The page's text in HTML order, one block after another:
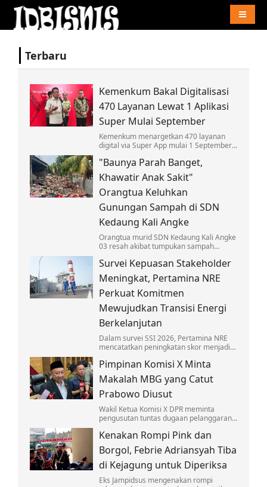
Terbaru
Kemenkum Bakal Digitalisasi
470 Layanan Lewat 1 Aplikasi
Super Mulai September
Kemenkum menargetkan 470 layanan
digital via Super App mulai 1 September,
Prabowo dan mudahkan akses
masyarakat.
"Baunya Parah Banget,
Khawatir Anak Sakit"
Orangtua Keluhkan
Gunungan Sampah di SDN
Kedaung Kali Angke
Orangtua murid SDN Kedaung Kali Angke
03 resah akibat tumpukan sampah
menyengat dan ancaman penyakit hantui
anak-anak.
Survei Kepuasan Stakeholder
Meningkat, Pertamina NRE
Perkuat Komitmen
Mewujudkan Transisi Energi
Berkelanjutan
Dalam survei SSI 2026, Pertamina NRE
mencatatkan peningkatan skor menjadi
kategori Baik.
Pimpinan Komisi X Minta
Makalah MBG yang Catut
Prabowo Diusut
Wakil Ketua Komisi X DPR meminta
pengusutan tuntas dugaan pelanggaran
Gratis' untuk Nobel yang catut nama
Prabowo.
Kenakan Rompi Pink dan
Borgol, Febrie Adriansyah Tiba
di Kejagung untuk Diperiksa
Eks Jampidsus mengenakan rompi